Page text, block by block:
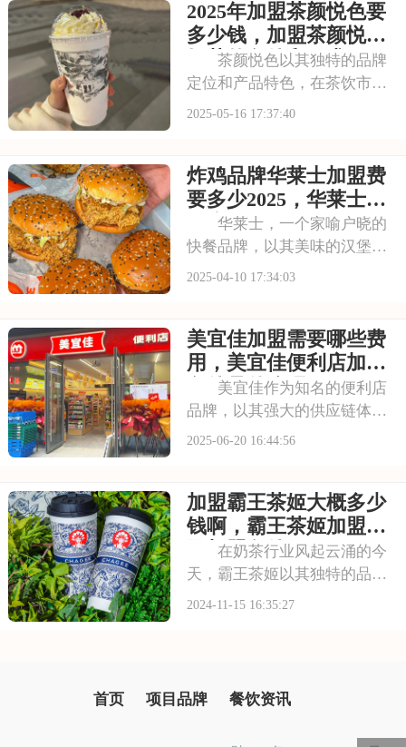
宜，其中包括加盟费和加盟条
件。下面，我们就来揭开蜜雪
冰城加盟的神秘面纱。
2025年加盟茶颜悦色要
多少钱，加盟茶颜悦色
奶茶的条件和要求
茶颜悦色以其独特的品牌
定位和产品特色，在茶饮市场
中独树一帜。其“中式新茶
出既有文化内涵又符合当下潮
流的茶饮产品。加盟茶颜悦
色，对于想要在茶饮行
2025-05-16 17:37:40
炸鸡品牌华莱士加盟费
要多少2025，华莱士汉
堡店加盟费用明细表
华莱士，一个家喻户晓的
快餐品牌，以其美味的汉堡和
便捷的服务赢得了广大消费者
盟条件是至关重要的。下面，
让我们一起来探索华莱士加盟
的细节。请看下面是
2025-04-10 17:34:03
美宜佳加盟需要哪些费
用，美宜佳便利店加盟
条件是什么呢
美宜佳作为知名的便利店
品牌，以其强大的供应链体系
和高效的运营模式，在市场中
供了便捷的购物选择。无论是
日常用品，还是各类零食小
吃，美宜佳都能满足顾
2025-06-20 16:44:56
加盟霸王茶姬大概多少
钱啊，霸王茶姬加盟费
及加盟条件
在奶茶行业风起云涌的今
天，霸王茶姬以其独特的品牌
魅力和卓越的产品品质，成为
直接关系到创业者的投资效益
与未来发展。因此，在加
2024-11-15 16:35:27
首页 项目品牌 餐饮资讯